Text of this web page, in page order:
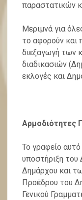
παραστατικών
Μεριμνά για
το αφορούν και
διεξαγωγή των
διαδικασιών
εκλογές και
Αρμοδιότητες
Το γραφείο
υποστήριξη του
Δημάρχου και
Προέδρου του
Γενικού